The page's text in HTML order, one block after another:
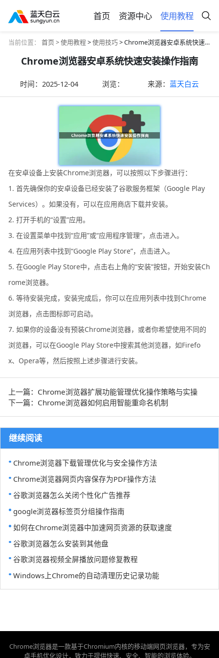
首页 资源中心 使用教程
当前位置： 首页 >使用教程>使用技巧> Chrome浏览器安卓系统快速安装操作指南
Chrome浏览器安卓系统快速安装操作指南
时间：2025-12-04 浏览： 来源： 蓝天白云
在安卓设备上安装Chrome浏览器，可以按照以下步骤进行：
1. 首先确保你的安卓设备已经安装了谷歌服务框架（Google Play
Services）。如果没有，可以在应用商店下载并安装。
2. 打开手机的“设置”应用。
3. 在设置菜单中找到“应用”或“应用程序管理”，点击进入。
4. 在应用列表中找到“Google Play Store”，点击进入。
5. 在Google Play Store中，点击右上角的“安装”按钮，开始安装Ch
rome浏览器。
6. 等待安装完成，安装完成后，你可以在应用列表中找到Chrome
浏览器，点击图标即可启动。
7. 如果你的设备没有预装Chrome浏览器，或者你希望使用不同的
浏览器，可以在Google Play Store中搜索其他浏览器，如Firefo
x、Opera等，然后按照上述步骤进行安装。
上一篇：Chrome浏览器扩展功能管理优化操作策略与实操
下一篇：Chrome浏览器如何启用智能重命名机制
继续阅读
Chrome浏览器下载管理优化与安全操作方法
Chrome浏览器网页内容保存为PDF操作方法
谷歌浏览器怎么关闭个性化广告推荐
google浏览器标签页分组操作指南
如何在Chrome浏览器中加速网页资源的获取速度
谷歌浏览器怎么安装到其他盘
谷歌浏览器视频全屏播放问题修复教程
Windows上Chrome的自动清理历史记录功能
Chrome浏览器是一款基于Chromium内核的移动端网页浏览器，专为安
卓手机优化设计，致力于提供快速、安全、智能的浏览体验。